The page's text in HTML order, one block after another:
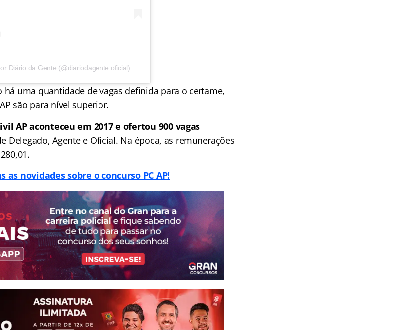
Diário da Gente (@diariodagente.oficial)
há uma quantidade de vagas definida para o certame,
são para nível superior.
AP aconteceu em 2017 e ofertou 900 vagas
Delegado, Agente e Oficial. Na época, as remunerações
as novidades sobre o concurso PC AP!